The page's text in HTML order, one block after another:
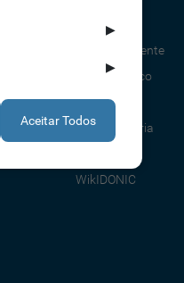
Ajuda
Apoio ao Cliente
Apoio Técnico
Comercial
Consultadoria
WikIDONIC
▶
▶
Aceitar Todos